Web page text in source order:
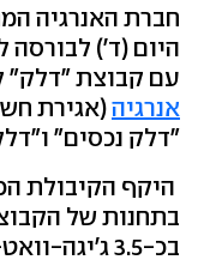
חברת האנרגיה
היום (ד') לבורסה
עם קבוצת "דלק"
אנרגיה(אגירת
"דלק נכסים"
היקף הקיבולת
בתחנות של
בכ-3.5 ג'יגה-וואט-שעה.